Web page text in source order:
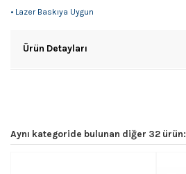
• Lazer Baskıya Uygun
Ürün Detayları
Aynı kategoride bulunan diğer 32 ürün: